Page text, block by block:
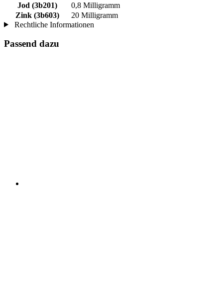
Jod (3b201)
0,8 Milligramm
Zink (3b603)
20 Milligramm
Rechtliche Informationen
Passend dazu